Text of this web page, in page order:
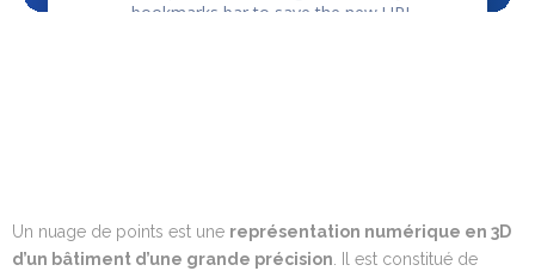
Un nuage de points est une représentation numérique en 3D
d’un bâtiment d’une grande précision . Il est constitué de